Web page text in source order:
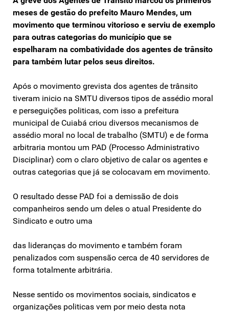
meses de gestão do prefeito Mauro Mendes, um
movimento que terminou vitorioso e serviu de exemplo
para outras categorias do município que se
espelharam na combatividade dos agentes de trânsito
para também lutar pelos seus direitos.
Após o movimento grevista dos agentes de trânsito
tiveram inicio na SMTU diversos tipos de assédio moral
e perseguições politicas, com isso a prefeitura
municipal de Cuiabá criou diversos mecanismos de
assédio moral no local de trabalho (SMTU) e de forma
arbitraria montou um PAD (Processo Administrativo
Disciplinar) com o claro objetivo de calar os agentes e
outras categorias que já se colocavam em movimento.
O resultado desse PAD foi a demissão de dois
companheiros sendo um deles o atual Presidente do
Sindicato e outro uma
das lideranças do movimento e também foram
penalizados com suspensão cerca de 40 servidores de
forma totalmente arbitrária.
Nesse sentido os movimentos sociais, sindicatos e
organizações politicas vem por meio desta nota